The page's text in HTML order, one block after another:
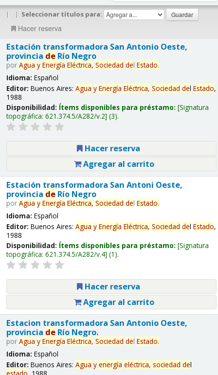
| | Seleccionar títulos para:
Hacer reserva
Estación transformadora San Antonio Oeste,
provincia deRío Negro
por Agua y Energía Eléctrica, Sociedad del Estado.
Idioma: Español
Editor: Buenos Aires: Agua y Energía Eléctrica, Sociedad del Estado,
1988
Disponibilidad: Ítems disponibles para préstamo: Signatura
topográfica: 621.374.5/A282/v.2 (3).
Hacer reserva
Agregar al carrito
Estación transformadora San Antoni Oeste,
provincia deRío Negro
por Agua y Energía Eléctrica, Sociedad del Estado.
Idioma: Español
Editor: Buenos Aires: Agua y Energía Eléctrica, Sociedad del Estado,
1988
Disponibilidad: Ítems disponibles para préstamo: Signatura
topográfica: 621.374.5/A282/v.4 (1).
Hacer reserva
Agregar al carrito
Estacion transformadora San Antonio Oeste,
provincia deRío Negro.
por Agua y Energía Eléctrica, Sociedad del Estado.
Idioma: Español
Editor: Buenos Aires: Agua y energía eléctrica, sociedad del
estado, 1988